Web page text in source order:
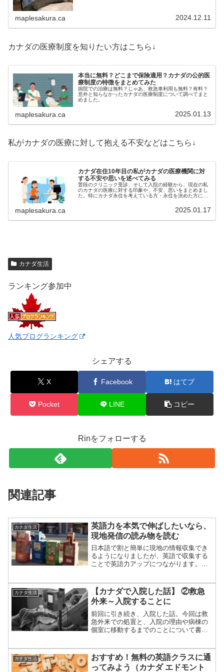
maplesakura.ca 2024.12.11
カナダの医療制度を知りたい方はこちら↓
本当に無料？どこまで保険適用？カナダの公的医
療制度の特徴をまとめてみた
病院での治療は無料？じゃあ、救急車利用も無料？有料？
意外と知らなかったカナダの医療制度について調べてまと
めました。
maplesakura.ca 2025.01.13
私がカナダの医療に対して抱える不安などはこちら↓
カナダ在住10年目の私がカナダの医療機関に対
する不安や思いを述べてみる
普段のクリニック受診、そして入院の経験から、現在の私
のカナダの医療に対する印象や、不安、思いをまとめまし
た。特にカナダ永住を考えている方・永住を決めた方に読
maplesakura.ca 2025.01.17
カナダ生活
ランキング参加中
人気ブログランキング
シェアする
X Facebook はてブ
Pocket LINE コピー
Rinをフォローする
関連記事
カナダ生活
英語力を本気で伸ばしたいなら、
現地発信の読み物を読む
日本語で割と簡単に現地の情報収集でき
るようになりましたが、英語で収集する
ことで英語力アップにつながります。こ
カナダ生活
【カナダで入院した話】 ②救急
外来～入院することに
前回に引き続き、入院した話。今回は救
急外来での処置と、入院の理由や病棟の
個室に移動するまでのことについて書い
カナダ生活
おすすめ！無料の英語クラスに通
ってみよう（カナダ エドモント